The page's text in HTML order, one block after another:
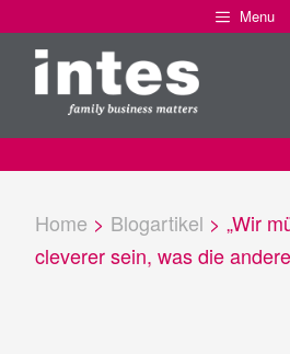
Inhalt
springen
Menu
Home > Blogartikel > „Wir
cleverer sein, was die